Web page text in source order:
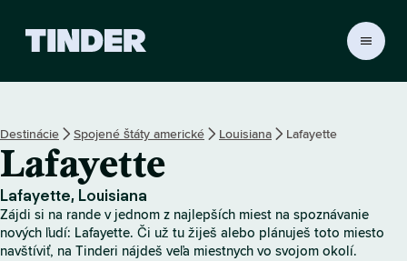
s
k
á
b
a
Destinácie Spojené štáty americké Louisiana Lafayette
Lafayette
Lafayette, Louisiana
Zájdi si na rande v jednom z najlepších miest na spoznávanie
nových ľudí: Lafayette. Či už tu žiješ alebo plánuješ toto miesto
navštíviť, na Tinderi nájdeš veľa miestnych vo svojom okolí.